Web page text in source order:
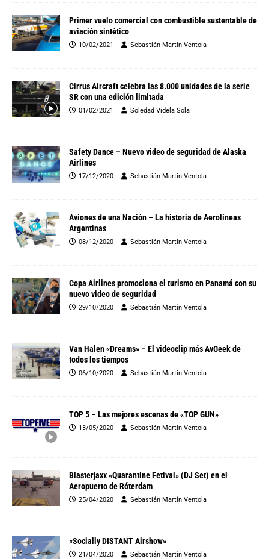
Primer vuelo comercial con combustible sustentable de
aviación sintético
10/02/2021 Sebastián Martín Ventola
Cirrus Aircraft celebra las 8.000 unidades de la serie
SR con una edición limitada
01/02/2021 Soledad Videla Sola
Safety Dance – Nuevo video de seguridad de Alaska
Airlines
17/12/2020 Sebastián Martín Ventola
Aviones de una Nación – La historia de Aerolíneas
Argentinas
08/12/2020 Sebastián Martín Ventola
Copa Airlines promociona el turismo en Panamá con su
nuevo video de seguridad
29/10/2020 Sebastián Martín Ventola
Van Halen «Dreams» – El videoclip más AvGeek de
todos los tiempos
06/10/2020 Sebastián Martín Ventola
TOP 5 – Las mejores escenas de «TOP GUN»
13/05/2020 Sebastián Martín Ventola
Blasterjaxx «Quarantine Fetival» (DJ Set) en el
Aeropuerto de Róterdam
25/04/2020 Sebastián Martín Ventola
«Socially DISTANT Airshow»
21/04/2020 Sebastián Martín Ventola